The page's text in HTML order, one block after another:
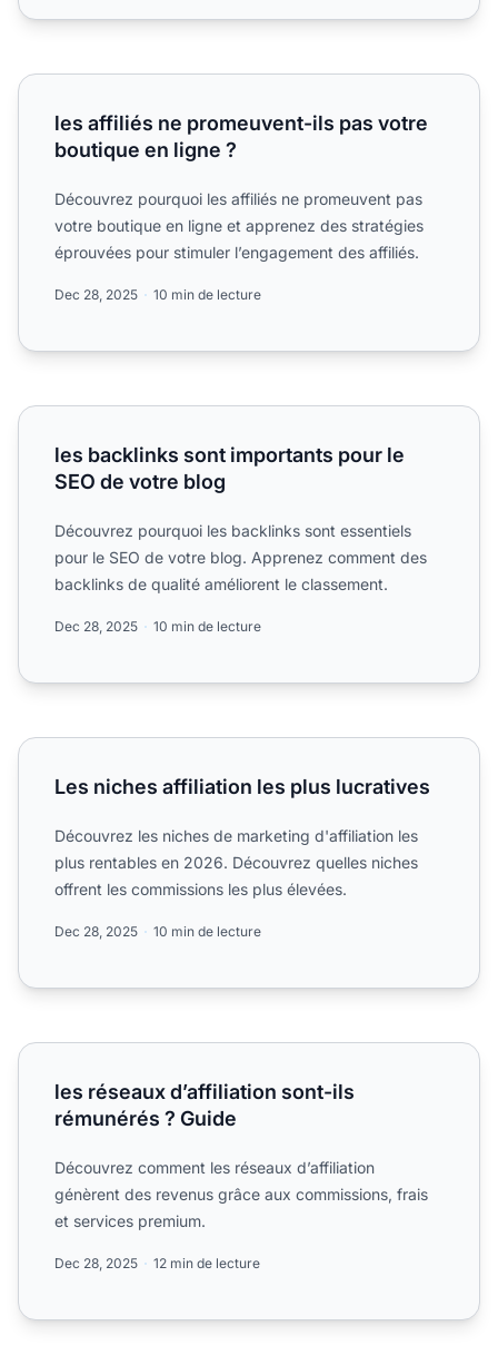
les affiliés ne promeuvent-ils pas votre boutique en ligne ?
les affiliés ne promeuvent-ils pas votre
boutique en ligne ?
Découvrez pourquoi les affiliés ne promeuvent pas
votre boutique en ligne et apprenez des stratégies
éprouvées pour stimuler l’engagement des affiliés.
Dec 28, 2025 10 min de lecture
les backlinks sont importants pour le SEO de votre blog
les backlinks sont importants pour le
SEO de votre blog
Découvrez pourquoi les backlinks sont essentiels
pour le SEO de votre blog. Apprenez comment des
backlinks de qualité améliorent le classement.
Dec 28, 2025 10 min de lecture
Les niches affiliation les plus lucratives
Les niches affiliation les plus lucratives
Découvrez les niches de marketing d'affiliation les
plus rentables en 2026. Découvrez quelles niches
offrent les commissions les plus élevées.
Dec 28, 2025 10 min de lecture
les réseaux d’affiliation sont-ils rémunérés ? Guide
les réseaux d’affiliation sont-ils
rémunérés ? Guide
Découvrez comment les réseaux d’affiliation
génèrent des revenus grâce aux commissions, frais
et services premium.
Dec 28, 2025 12 min de lecture